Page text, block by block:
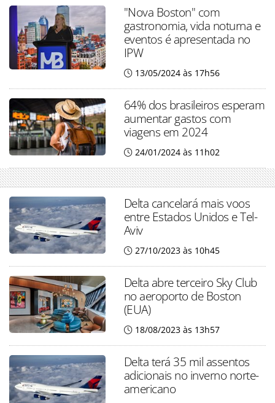
"Nova Boston" com
gastronomia, vida noturna e
eventos é apresentada no
IPW
13/05/2024 às 17h56
64% dos brasileiros esperam
aumentar gastos com
viagens em 2024
24/01/2024 às 11h02
Delta cancelará mais voos
entre Estados Unidos e Tel-
Aviv
27/10/2023 às 10h45
Delta abre terceiro Sky Club
no aeroporto de Boston
(EUA)
18/08/2023 às 13h57
Delta terá 35 mil assentos
adicionais no inverno norte-
americano